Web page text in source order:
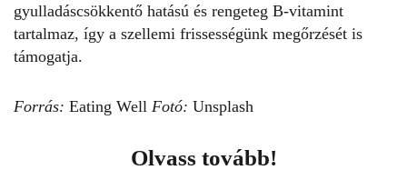
gyulladáscsökkentő hatású és rengeteg B-vitamint
tartalmaz, így a szellemi frissességünk megőrzését is
támogatja.
Forrás: Eating Well Fotó: Unsplash
Olvass tovább!